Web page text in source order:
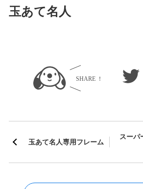
玉あて名人
玉あて名人専用フレーム
スーパ